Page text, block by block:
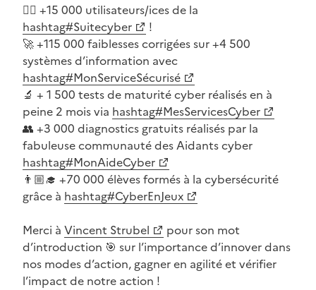
🙋‍♂️ +15 000 utilisateurs/ices de la
(Ouvre une nouvelle fenêtre)
hashtag#Suitecyber
!
🚀 +115 000 faiblesses corrigées sur +4 500
systèmes d’information avec
(Ouvre une nouvelle fenêtre)
hashtag#MonServiceSécurisé
🔬 + 1 500 tests de maturité cyber réalisés en à
peine 2 mois via
(Ouvre une nouvelle fenêtre)
hashtag#MesServicesCyber
👥 +3 000 diagnostics gratuits réalisés par la
fabuleuse communauté des Aidants cyber
(Ouvre une nouvelle fenêtre)
hashtag#MonAideCyber
👨🏼‍🎓 +70 000 élèves formés à la cybersécurité
grâce à hashtag#CyberEnJeux
Merci à
(Ouvre une nouvelle fenêtre)
Vincent Strubel
pour son mot
d’introduction 🎯 sur l’importance d’innover dans
nos modes d’action, gagner en agilité et vérifier
l’impact de notre action !